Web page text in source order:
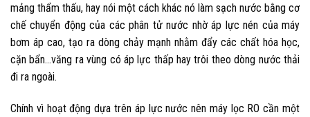
mảng thẩm thấu, hay nói một cách khác nó làm sạch nước bằng cơ
chế chuyển động của các phân tử nước nhờ áp lực nén của máy
bơm áp cao, tạo ra dòng chảy mạnh nhằm đẩy các chất hóa học,
cặn bẩn…văng ra vùng có áp lực thấp hay trôi theo dòng nước thải
đi ra ngoài.
Chính vì hoạt động dựa trên áp lực nước nên máy lọc RO cần một